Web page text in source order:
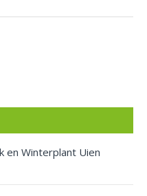
en Winterplant Uien